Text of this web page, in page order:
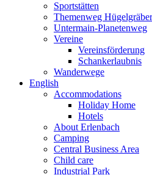
Sportstätten
Themenweg
Untermain-Planetenweg
Vereine
Vereinsförderung
Schankerlaubnis
Wanderwege
English
Accommodations
Holiday Home
Hotels
About Erlenbach
Camping
Central Business Area
Child care
Industrial Park